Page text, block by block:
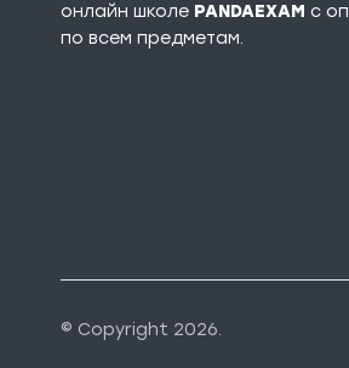
онлайн школе PANDAEXAM c
по всем предметам.
© Copyright 2026.